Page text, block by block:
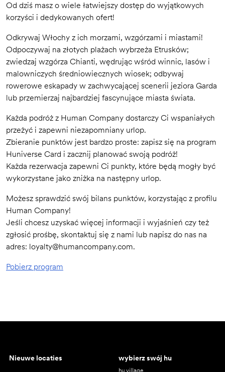
Od dziś masz o wiele łatwiejszy dostęp do wyjątkowych
korzyści i dedykowanych ofert!
Odkrywaj Włochy z ich morzami, wzgórzami i miastami!
Odpoczywaj na złotych plażach wybrzeża Etrusków;
zwiedzaj wzgórza Chianti, wędrując wśród winnic, lasów i
malowniczych średniowiecznych wiosek; odbywaj
rowerowe eskapady w zachwycającej scenerii jeziora Garda
lub przemierzaj najbardziej fascynujące miasta świata.
Każda podróż z Human Company dostarczy Ci wspaniałych
przeżyć i zapewni niezapomniany urlop.
Zbieranie punktów jest bardzo proste: zapisz się na program
Huniverse Card i zacznij planować swoją podróż!
Każda rezerwacja zapewni Ci punkty, które będą mogły być
wykorzystane jako zniżka na następny urlop.
Możesz sprawdzić swój bilans punktów, korzystając z profilu
Human Company!
Jeśli chcesz uzyskać więcej informacji i wyjaśnień czy też
zgłosić prośbę, skontaktuj się z nami lub napisz do nas na
adres: loyalty@humancompany.com.
Pobierz program
Nieuwe locaties wybierz swój hu
hu village